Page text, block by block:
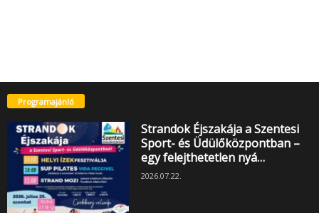
Programajánló
Strandok Éjszakája a Szentesi
Sport- és Üdülőközpontban –
egy felejthetetlen nyá…
2026.07.22.